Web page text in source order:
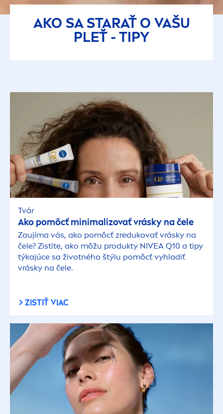
AKO SA STARAŤ O VAŠU
PLEŤ - TIPY
Tvár
Ako pomôcť minimalizovať vrásky na čele
Zaujíma vás, ako pomôcť zredukovať vrásky na
čele? Zistite, ako môžu produkty NIVEA Q10 a tipy
týkajúce sa životného štýlu pomôcť vyhladiť
vrásky na čele.
ZISTIŤ VIAC